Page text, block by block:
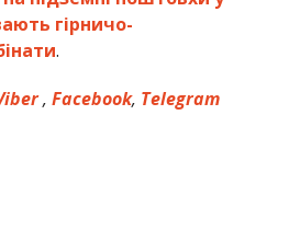
гірничо-
.
,Facebook, Telegram